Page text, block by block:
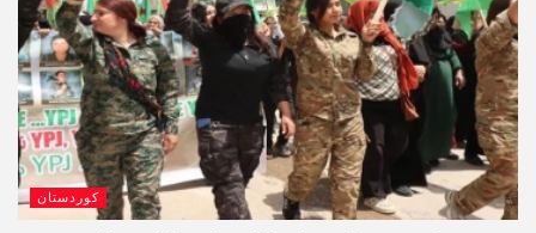
کوردستان